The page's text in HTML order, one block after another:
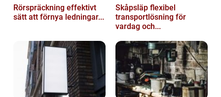
Rörspräckning effektivt
sätt att förnya ledningar...
Skåpsläp flexibel
transportlösning för
vardag och...